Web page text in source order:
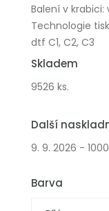
Balení v
Technologie
dtf C1, C2, C3
Skladem
9526 ks.
Další
9. 9. 2026 -
Barva